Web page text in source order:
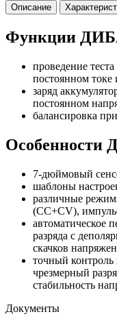
Описание
Функции
проведение
постоянном
заряд
постоянном
балансировка
Особенности
7-дюймовый
шаблоны
различные
(CC+CV),
автоматическое
разряда с
скачков
точный контроль
чрезмерный
стабильность
Документы